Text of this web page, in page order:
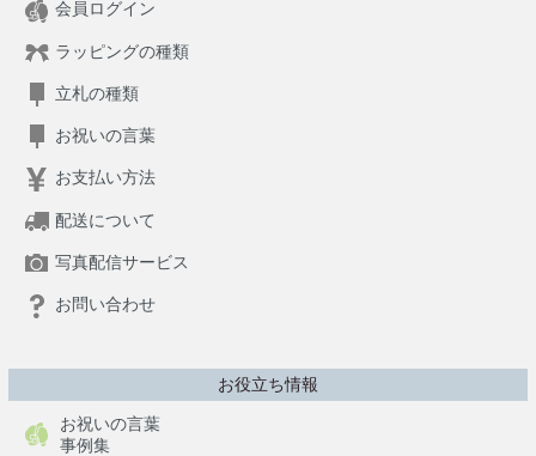
会員ログイン
ラッピングの種類
立札の種類
お祝いの言葉
お支払い方法
配送について
写真配信サービス
お問い合わせ
お役立ち情報
お祝いの言葉
事例集